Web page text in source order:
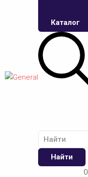
Каталог
Найти
0